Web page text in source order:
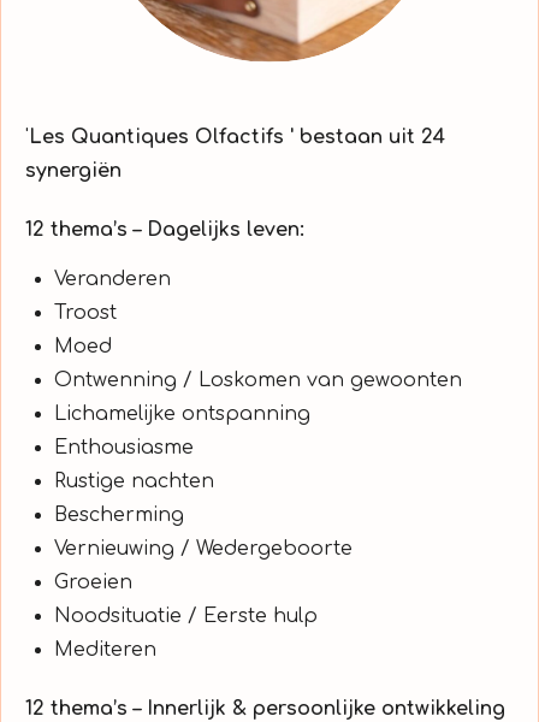
'Les Quantiques Olfactifs ' bestaan uit 24
synergiën
12 thema’s – Dagelijks leven:
Veranderen
Troost
Moed
Ontwenning / Loskomen van gewoonten
Lichamelijke ontspanning
Enthousiasme
Rustige nachten
Bescherming
Vernieuwing / Wedergeboorte
Groeien
Noodsituatie / Eerste hulp
Mediteren
12 thema’s – Innerlijk & persoonlijke ontwikkeling